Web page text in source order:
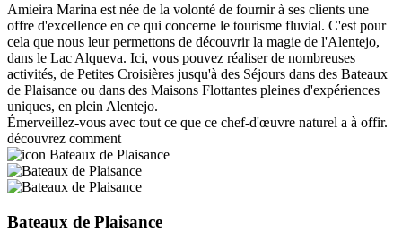
Amieira Marina est née de la volonté de fournir à ses clients une
offre d'excellence en ce qui concerne le tourisme fluvial. C'est pour
cela que nous leur permettons de découvrir la magie de l'Alentejo,
dans le Lac Alqueva. Ici, vous pouvez réaliser de nombreuses
activités, de Petites Croisières jusqu'à des Séjours dans des Bateaux
de Plaisance ou dans des Maisons Flottantes pleines d'expériences
uniques, en plein Alentejo.
Émerveillez-vous avec tout ce que ce chef-d'œuvre naturel a à offir.
découvrez comment
Bateaux de Plaisance